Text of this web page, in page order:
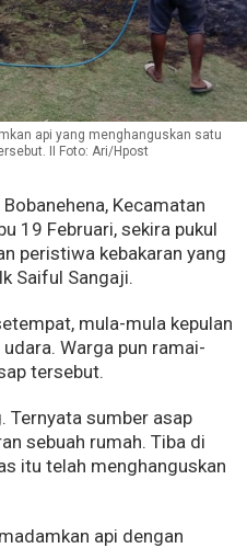
api yang menghanguskan satu
II Foto: Ari/Hpost
Kecamatan
19 Februari, sekira pukul
peristiwa kebakaran yang
Saiful Sangaji.
mula-mula kepulan
Warga pun ramai-
tersebut.
Ternyata sumber asap
sebuah rumah. Tiba di
itu telah menghanguskan
api dengan